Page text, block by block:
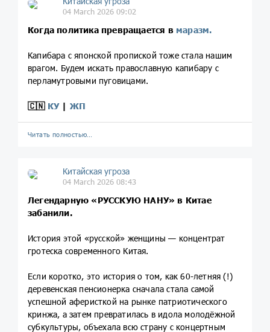
04 March 2026 09:02
Когда политика превращается в маразм.
Капибара с японской пропиской тоже стала нашим
врагом. Будем искать православную капибару с
перламутровыми пуговицами.
🇨🇳 КУ| ЖП
Читать полностью…
Китайская угроза
04 March 2026 08:43
Легендарную «РУССКУЮ НАНУ» в Китае
забанили.
История этой «русской» женщины — концентрат
гротеска современного Китая.
Если коротко, это история о том, как 60-летняя (!)
деревенская пенсионерка сначала стала самой
успешной аферисткой на рынке патриотического
кринжа, а затем превратилась в идола молодёжной
субкультуры, объехала всю страну с концертным